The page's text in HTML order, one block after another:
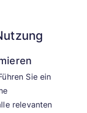
Sie ein
relevanten